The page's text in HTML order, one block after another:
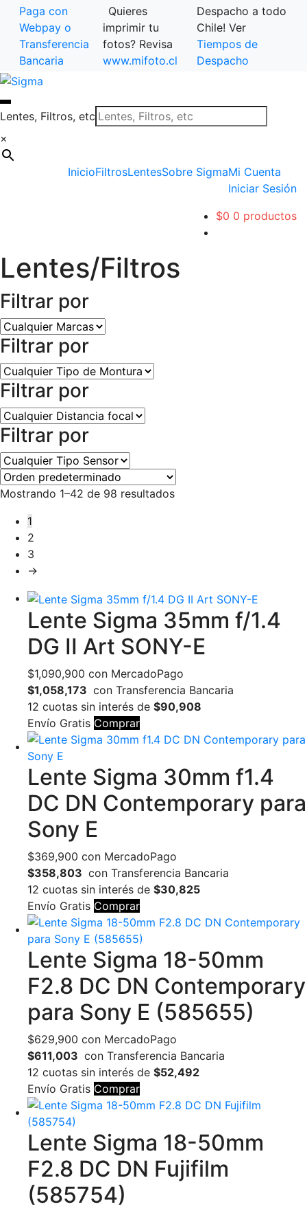
Paga con
Webpay o
Transferencia
Bancaria
Quieres
imprimir tu
fotos? Revisa
www.mifoto.cl
Despacho a todo
Chile! Ver
Tiempos de
Despacho
Ir
la
Saltar
contenido
Lentes, Filtros, etc
×
InicioFiltrosLentesSobre SigmaMi Cuenta
Iniciar Sesión
$0 0 productos
Lentes/Filtros
Filtrar por
Filtrar por
Filtrar por
Filtrar por
Mostrando 1–42 de 98 resultados
1
2
3
→
Lente Sigma 35mm f/1.4
DG II Art SONY-E
$1,090,900 con MercadoPago
$1,058,173 con Transferencia Bancaria
12 cuotas sin interés de $90,908
Envío Gratis Comprar
Lente Sigma 30mm f1.4
DC DN Contemporary para
Sony E
$369,900 con MercadoPago
$358,803 con Transferencia Bancaria
12 cuotas sin interés de $30,825
Envío Gratis Comprar
Lente Sigma 18-50mm
F2.8 DC DN Contemporary
para Sony E (585655)
$629,900 con MercadoPago
$611,003 con Transferencia Bancaria
12 cuotas sin interés de $52,492
Envío Gratis Comprar
Lente Sigma 18-50mm
F2.8 DC DN Fujifilm
(585754)